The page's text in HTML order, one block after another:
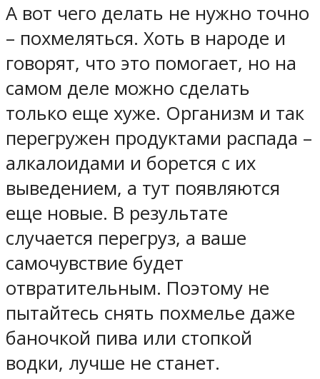
А вот чего делать не нужно точно
– похмеляться. Хоть в народе и
говорят, что это помогает, но на
самом деле можно сделать
только еще хуже. Организм и так
перегружен продуктами распада –
алкалоидами и борется с их
выведением, а тут появляются
еще новые. В результате
случается перегруз, а ваше
самочувствие будет
отвратительным. Поэтому не
пытайтесь снять похмелье даже
баночкой пива или стопкой
водки, лучше не станет.